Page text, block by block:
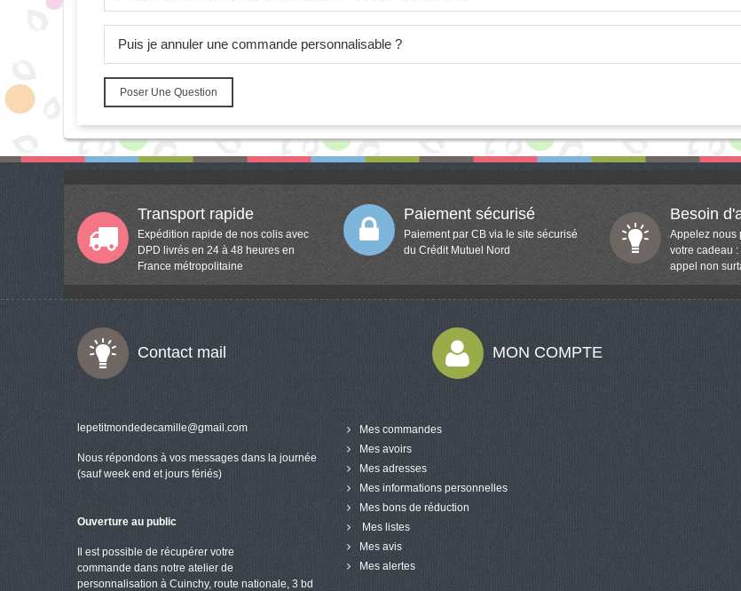
Puis je annuler une commande personnalisable ?
Poser Une Question
Transport rapide
Expédition rapide de nos colis avec
DPD livrés en 24 à 48 heures en
France métropolitaine
Paiement sécurisé
Paiement par CB via le site sécurisé
du Crédit Mutuel Nord
Besoin
Appelez nous
votre cadeau
appel non
Contact mail MON COMPTE
lepetitmondedecamille@gmail.com
Nous répondons à vos messages dans la journée
(sauf week end et jours fériés)
Ouverture au public
Il est possible de récupérer votre
commande dans notre atelier de
personnalisation à Cuinchy, route nationale, 3 bd
Mes commandes
Mes avoirs
Mes adresses
Mes informations personnelles
Mes bons de réduction
Mes listes
Mes avis
Mes alertes